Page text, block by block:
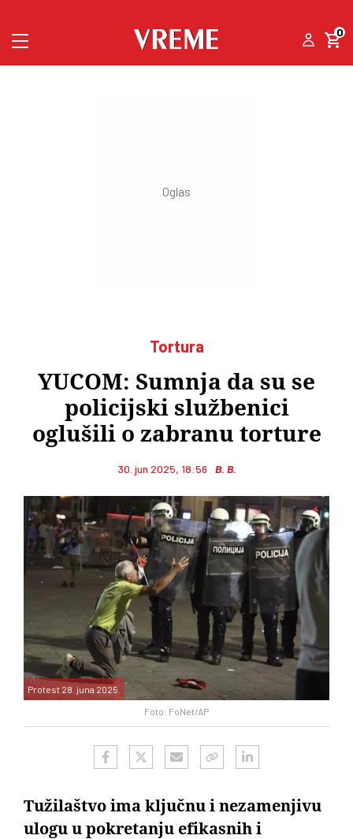
0
Tortura
YUCOM: Sumnja da su se
policijski službenici
oglušili o zabranu torture
30. jun 2025, 18:56 B. B.
Foto: FoNet/AP
Protest 28. juna 2025.
Tužilaštvo ima ključnu i nezamenjivu
ulogu u pokretanju efikasnih i